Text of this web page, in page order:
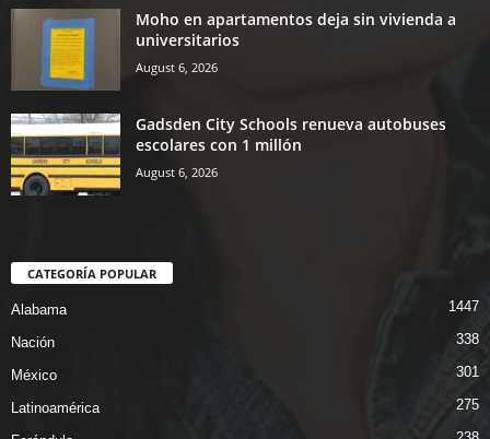
Moho en apartamentos deja sin vivienda a
universitarios
August 6, 2026
Gadsden City Schools renueva autobuses
escolares con 1 millón
August 6, 2026
CATEGORÍA POPULAR
Alabama 1447
Nación 338
México 301
Latinoamérica 275